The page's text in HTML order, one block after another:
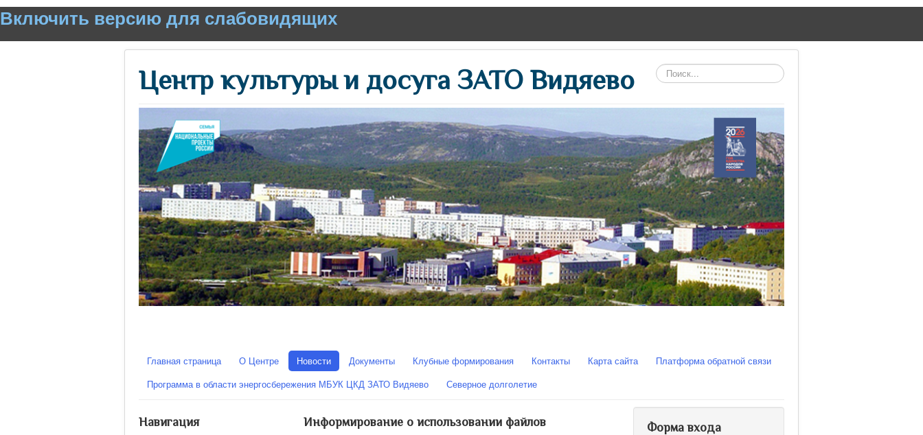
Включить версию для слабовидящих
Центр культуры и досуга ЗАТО Видяево
Поиск
по
Главная страница О Центре Новости Документы Клубные формирования Контакты Карта сайта
Платформа обратной связи
Программа в области энергосбережения МБУК ЦКД ЗАТО Видяево
Северное долголетие
Навигация Информирование о использовании файлов Форма входа